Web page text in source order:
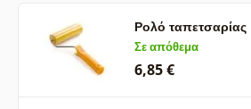
Ρολό ταπετσαρίας
Σε απόθεμα
6,85 €